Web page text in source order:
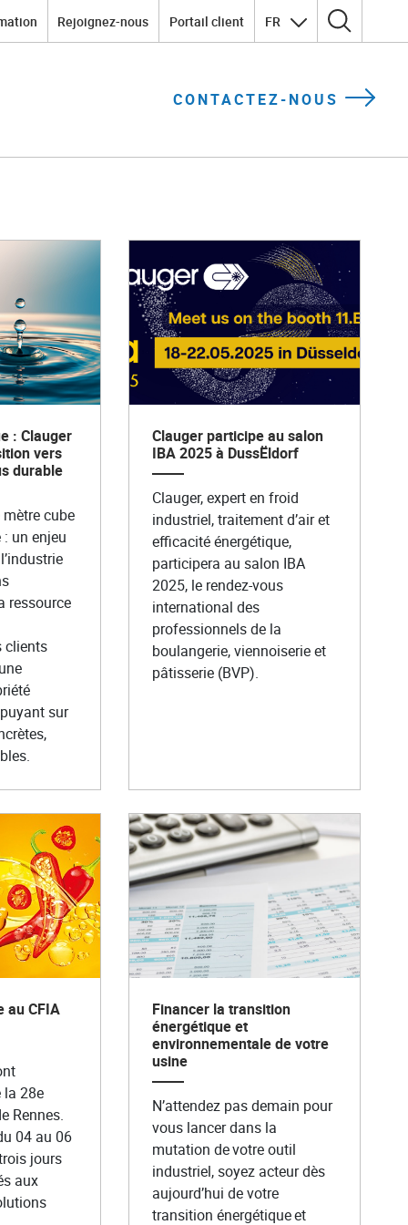
Rejoignez-nous Portail client FR Rechercher :
CONTACTEZ-NOUS
: Clauger
vers
durable
cube
: un enjeu
ressource
clients
sur
Clauger participe au salon
IBA 2025 à DussËldorf
Clauger, expert en froid
industriel, traitement d’air et
efficacité énergétique,
participera au salon IBA
2025, le rendez-vous
international des
professionnels de la
boulangerie, viennoiserie et
pâtisserie (BVP).
au CFIA
la 28e
Rennes.
04 au 06
jours
aux
Financer la transition
énergétique et
environnementale de votre
usine
N’attendez pas demain pour
vous lancer dans la
mutation de votre outil
industriel, soyez acteur dès
aujourd’hui de votre
transition énergétique et